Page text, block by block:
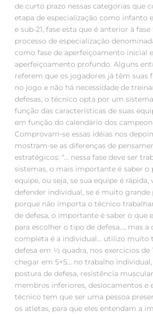
de curto prazo nessas categorias que
etapa de especialização como infanto
e sub-21, fase esta que é anterior à
processo de especialização
como fase de aperfeiçoamento inicial e
aperfeiçoamento profundo. Alguns
referem que os jogadores já têm suas
no jogo e não há necessidade de
defesas, o técnico opta por um
função das características de suas
em função do calendário dos
Comprovam-se essas idéias nos
mostram-se as diferenças de
estratégicos: “… nessa fase deve ser
sistemas, o mais importante é saber o
equipe, ou seja, se sua equipe é rápida,
defender individual, se é muito grande
porque não importa o técnico
de defesa, o importante é saber o que
para escolher o tipo de defesa…, mas a
completa é a individual… utilizo muito
defesa em ½ quadra, nos exercícios de
chegar em 5×5… no trabalho
postura de defesa, resistência
membros inferiores, deslocamentos e
técnico tem que ser uma pessoa
os atletas, para que eles entendam a